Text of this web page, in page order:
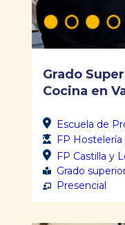
Grado
Cocina en
Escuela de
FP
FP Castilla y
Grado
Presencial